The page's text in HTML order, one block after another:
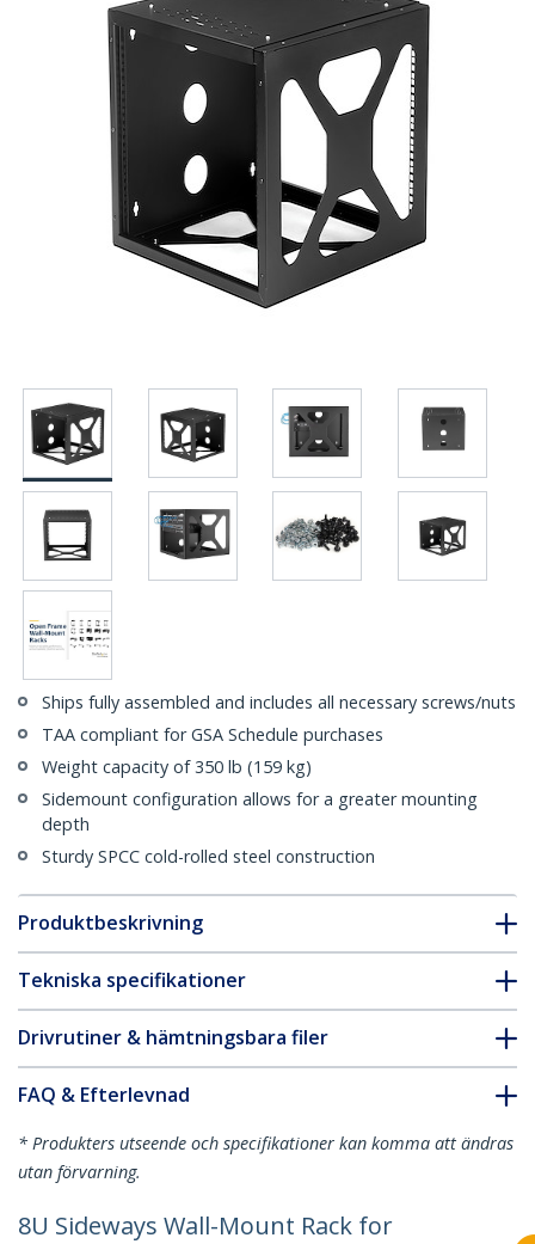
Ships fully assembled and includes all necessary screws/nuts
TAA compliant for GSA Schedule purchases
Weight capacity of 350 lb (159 kg)
Sidemount configuration allows for a greater mounting
depth
Sturdy SPCC cold-rolled steel construction
Produktbeskrivning
Tekniska specifikationer
Drivrutiner & hämtningsbara filer
FAQ & Efterlevnad
* Produkters utseende och specifikationer kan komma att ändras
utan förvarning.
8U Sideways Wall-Mount Rack for